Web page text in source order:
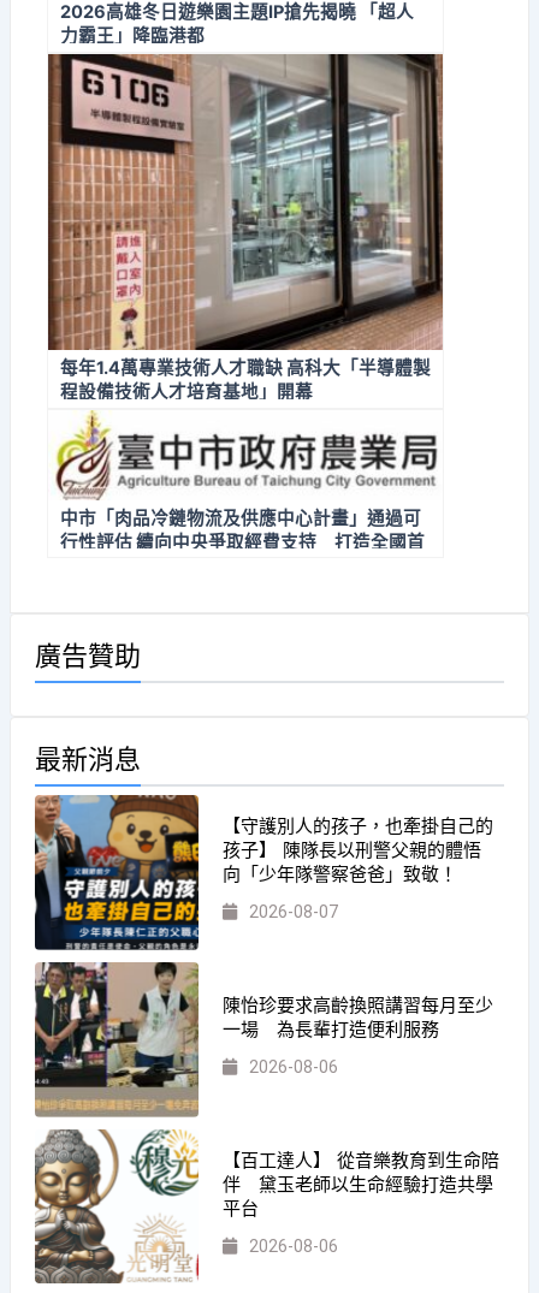
2026高雄冬日遊樂園主題IP搶先揭曉 「超人
力霸王」降臨港都
每年1.4萬專業技術人才職缺 高科大「半導體製
程設備技術人才培育基地」開幕
中市「肉品冷鏈物流及供應中心計畫」通過可
行性評估 續向中央爭取經費支持 打造全國首
廣告贊助
最新消息
【守護別人的孩子，也牽掛自己的
孩子】 陳隊長以刑警父親的體悟
向「少年隊警察爸爸」致敬！
2026-08-07
陳怡珍要求高齡換照講習每月至少
一場 為長輩打造便利服務
2026-08-06
【百工達人】 從音樂教育到生命陪
伴 黛玉老師以生命經驗打造共學
平台
2026-08-06